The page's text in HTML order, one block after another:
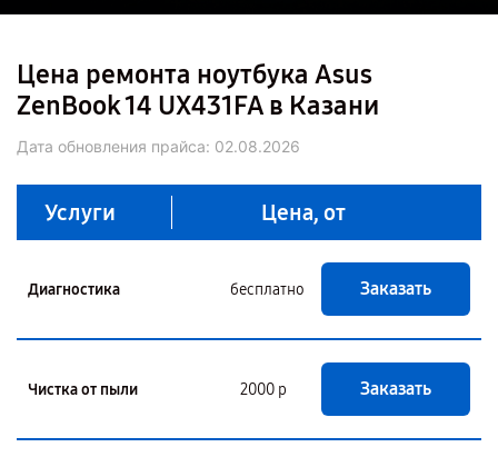
Цена ремонта ноутбука Asus
ZenBook 14 UX431FA в Казани
Дата обновления прайса: 02.08.2026
Услуги Цена, от
Диагностика бесплатно Заказать
Чистка от пыли 2000 р Заказать